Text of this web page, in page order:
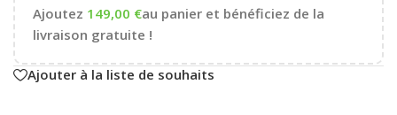
Ajoutez 149,00 €au panier et bénéficiez de la
livraison gratuite !
Ajouter à la liste de souhaits